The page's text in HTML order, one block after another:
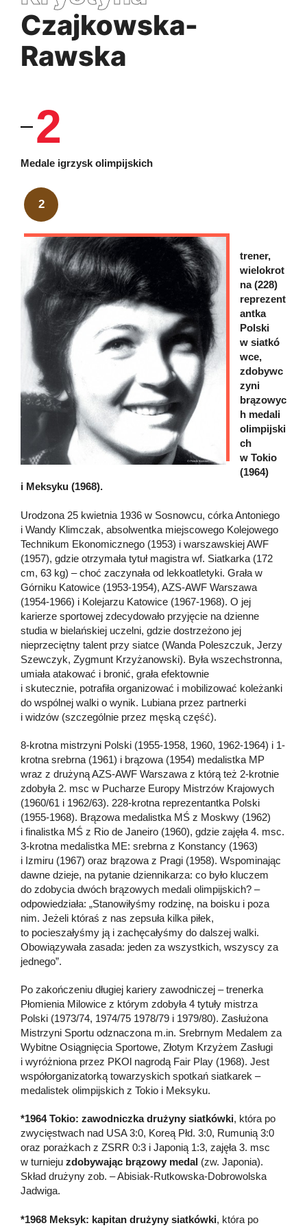
Czajkowska-
Rawska
2
Medale igrzysk olimpijskich
2
trener,
wielokrot
na (228)
reprezent
antka
Polski
w siatkó
wce,
zdobywc
zyni
brązowyc
h medali
olimpijski
ch
w Tokio
(1964)
i Meksyku (1968).
Urodzona 25 kwietnia 1936 w Sosnowcu, córka Antoniego
i Wandy Klimczak, absolwentka miejscowego Kolejowego
Technikum Ekonomicznego (1953) i warszawskiej AWF
(1957), gdzie otrzymała tytuł magistra wf. Siatkarka (172
cm, 63 kg) – choć zaczynała od lekkoatletyki. Grała w
Górniku Katowice (1953-1954), AZS-AWF Warszawa
(1954-1966) i Kolejarzu Katowice (1967-1968). O jej
karierze sportowej zdecydowało przyjęcie na dzienne
studia w bielańskiej uczelni, gdzie dostrzeżono jej
nieprzeciętny talent przy siatce (Wanda Poleszczuk, Jerzy
Szewczyk, Zygmunt Krzyżanowski). Była wszechstronna,
umiała atakować i bronić, grała efektownie
i skutecznie, potrafiła organizować i mobilizować koleżanki
do wspólnej walki o wynik. Lubiana przez partnerki
i widzów (szczególnie przez męską część).
8-krotna mistrzyni Polski (1955-1958, 1960, 1962-1964) i 1-
krotna srebrna (1961) i brązowa (1954) medalistka MP
wraz z drużyną AZS-AWF Warszawa z którą też 2-krotnie
zdobyła 2. msc w Pucharze Europy Mistrzów Krajowych
(1960/61 i 1962/63). 228-krotna reprezentantka Polski
(1955-1968). Brązowa medalistka MŚ z Moskwy (1962)
i finalistka MŚ z Rio de Janeiro (1960), gdzie zajęła 4. msc.
3-krotna medalistka ME: srebrna z Konstancy (1963)
i Izmiru (1967) oraz brązowa z Pragi (1958). Wspominając
dawne dzieje, na pytanie dziennikarza: co było kluczem
do zdobycia dwóch brązowych medali olimpijskich? –
odpowiedziała: „Stanowiłyśmy rodzinę, na boisku i poza
nim. Jeżeli któraś z nas zepsuła kilka piłek,
to pocieszałyśmy ją i zachęcałyśmy do dalszej walki.
Obowiązywała zasada: jeden za wszystkich, wszyscy za
jednego”.
Po zakończeniu długiej kariery zawodniczej – trenerka
Płomienia Milowice z którym zdobyła 4 tytuły mistrza
Polski (1973/74, 1974/75 1978/79 i 1979/80). Zasłużona
Mistrzyni Sportu odznaczona m.in. Srebrnym Medalem za
Wybitne Osiągnięcia Sportowe, Złotym Krzyżem Zasługi
i wyróżniona przez PKOl nagrodą Fair Play (1968). Jest
współorganizatorką towarzyskich spotkań siatkarek –
medalistek olimpijskich z Tokio i Meksyku.
*1964 Tokio: zawodniczka drużyny siatkówki, która po
zwycięstwach nad USA 3:0, Koreą Płd. 3:0, Rumunią 3:0
oraz porażkach z ZSRR 0:3 i Japonią 1:3, zajęła 3. msc
w turnieju zdobywając brązowy medal (zw. Japonia).
Skład drużyny zob. – Abisiak-Rutkowska-Dobrowolska
Jadwiga.
*1968 Meksyk: kapitan drużyny siatkówki, która po